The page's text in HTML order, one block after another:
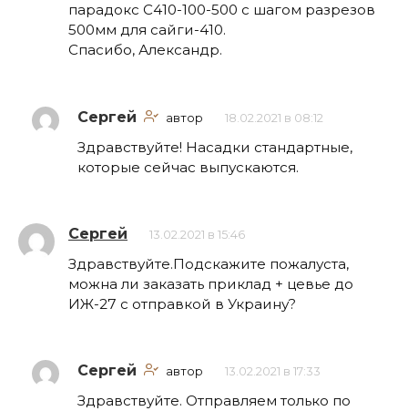
парадокс С410-100-500 с шагом разрезов
500мм для сайги-410.
Спасибо, Александр.
Сергей автор 18.02.2021 в 08:12
Здравствуйте! Насадки стандартные,
которые сейчас выпускаются.
Сергей 13.02.2021 в 15:46
Здравствуйте.Подскажите пожалуста,
можна ли заказать приклад + цевье до
ИЖ-27 с отправкой в Украину?
Сергей автор 13.02.2021 в 17:33
Здравствуйте. Отправляем только по